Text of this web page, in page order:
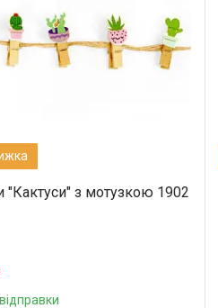
"Кактуси" з мотузкою 1902